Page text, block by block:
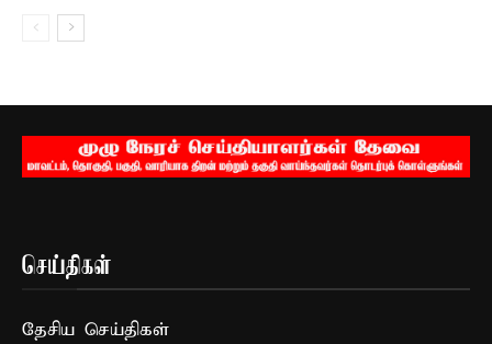
செய்திகள்
தேசிய செய்திகள்